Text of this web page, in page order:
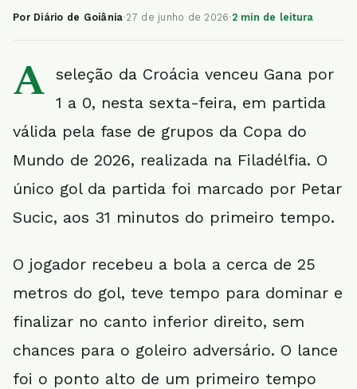
Por Diário de Goiânia·27 de junho de 2026·2 min de leitura
A seleção da Croácia venceu Gana por
1 a 0, nesta sexta-feira, em partida
válida pela fase de grupos da Copa do
Mundo de 2026, realizada na Filadélfia. O
único gol da partida foi marcado por Petar
Sucic, aos 31 minutos do primeiro tempo.
O jogador recebeu a bola a cerca de 25
metros do gol, teve tempo para dominar e
finalizar no canto inferior direito, sem
chances para o goleiro adversário. O lance
foi o ponto alto de um primeiro tempo